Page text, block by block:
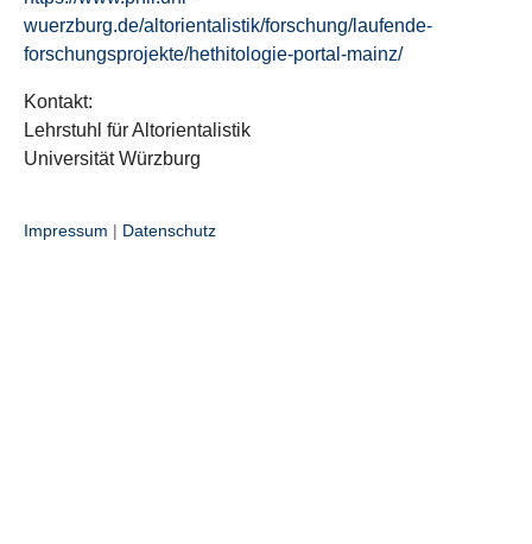
wuerzburg.de/altorientalistik/forschung/laufende-
forschungsprojekte/hethitologie-portal-mainz/
Kontakt:
Lehrstuhl für Altorientalistik
Universität Würzburg
Impressum | Datenschutz